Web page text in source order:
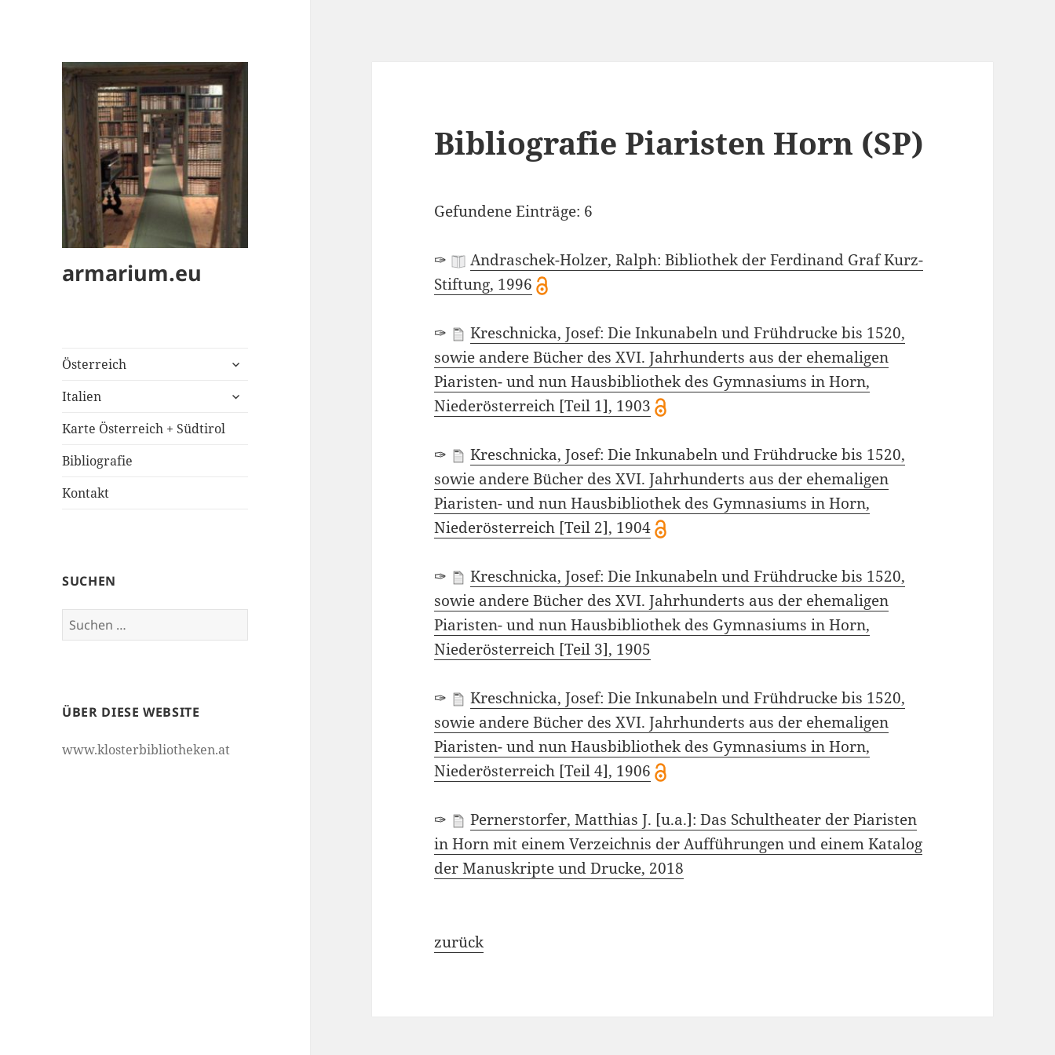
armarium.eu
Österreich
untermenü
Italien
untermenü
Karte Österreich + Südtirol
Bibliografie
Kontakt
SUCHEN
Suchen
nach:
ÜBER DIESE WEBSITE
www.klosterbibliotheken.at
Bibliografie Piaristen Horn (SP)
Gefundene Einträge: 6
✑
Andraschek-Holzer, Ralph: Bibliothek der Ferdinand Graf Kurz-
Stiftung, 1996
✑
Kreschnicka, Josef: Die Inkunabeln und Frühdrucke bis 1520,
sowie andere Bücher des XVI. Jahrhunderts aus der ehemaligen
Piaristen- und nun Hausbibliothek des Gymnasiums in Horn,
Niederösterreich [Teil 1], 1903
✑
Kreschnicka, Josef: Die Inkunabeln und Frühdrucke bis 1520,
sowie andere Bücher des XVI. Jahrhunderts aus der ehemaligen
Piaristen- und nun Hausbibliothek des Gymnasiums in Horn,
Niederösterreich [Teil 2], 1904
✑
Kreschnicka, Josef: Die Inkunabeln und Frühdrucke bis 1520,
sowie andere Bücher des XVI. Jahrhunderts aus der ehemaligen
Piaristen- und nun Hausbibliothek des Gymnasiums in Horn,
Niederösterreich [Teil 3], 1905
✑
Kreschnicka, Josef: Die Inkunabeln und Frühdrucke bis 1520,
sowie andere Bücher des XVI. Jahrhunderts aus der ehemaligen
Piaristen- und nun Hausbibliothek des Gymnasiums in Horn,
Niederösterreich [Teil 4], 1906
✑
Pernerstorfer, Matthias J. [u.a.]: Das Schultheater der Piaristen
in Horn mit einem Verzeichnis der Aufführungen und einem Katalog
der Manuskripte und Drucke, 2018
zurück